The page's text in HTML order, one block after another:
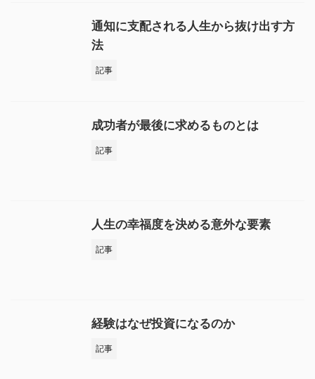
通知に支配される人生から抜け出す方
法
記事
成功者が最後に求めるものとは
記事
人生の幸福度を決める意外な要素
記事
経験はなぜ投資になるのか
記事